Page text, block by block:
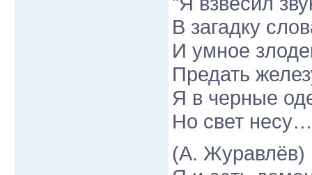
В загадку
И умное
Предать
Я в черные
Но свет
(А. Журавлёв)